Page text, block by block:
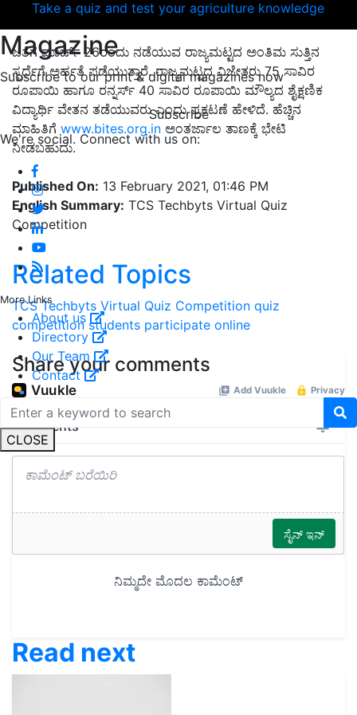
Take a quiz and test your agriculture knowledge
Magazine
Subscribe to our print & digital magazines now
Subscribe
We're social. Connect with us on:
More Links
About us
Directory
Our Team
Contact
CLOSE
ಜತೆಗೆ ಮಾರ್ಚ್ 26ರಂದು ನಡೆಯುವ ರಾಜ್ಯಮಟ್ಟದ ಅಂತಿಮ ಸುತ್ತಿನ
ಸ್ಪರ್ಧೆಗೆ ಅರ್ಹತೆ ಪಡೆಯುತ್ತಾರೆ. ರಾಜ್ಯಮಟ್ಟದ ವಿಜೇತರು 75 ಸಾವಿರ
ರೂಪಾಯಿ ಹಾಗೂ ರನ್ನರ್ಸ್ 40 ಸಾವಿರ ರೂಪಾಯಿ ಮೌಲ್ಯದ ಶೈಕ್ಷಣಿಕ
ವಿದ್ಯಾರ್ಥಿ ವೇತನ ತಡೆಯುವರು ಎಂದು ಪ್ರಕಟಣೆ ಹೇಳಿದೆ. ಹೆಚ್ಚಿನ
ಮಾಹಿತಿಗೆ www.bites.org.in ಅಂತರ್ಜಾಲ ತಾಣಕ್ಕೆ ಭೇಟಿ
ನೀಡಬಹುದು.
Published On: 13 February 2021, 01:46 PM
English Summary: TCS Techbyts Virtual Quiz
Competition
Related Topics
TCS Techbyts Virtual Quiz Competition quiz
competition students participate online
Share your comments
Read next